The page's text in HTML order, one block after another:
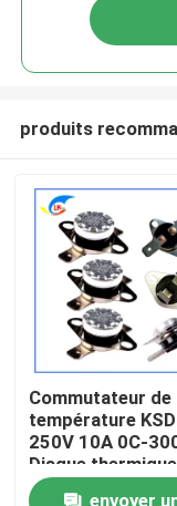
À la maison
Produits
vidéo
produits
Commutateur de
température
250V 10A 0C-
Disque
Thermostat
envoyer